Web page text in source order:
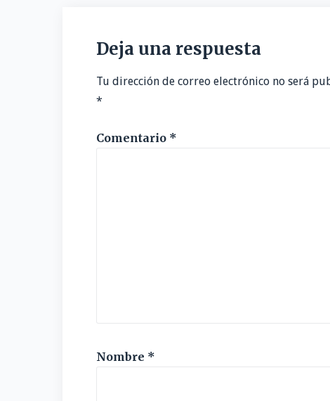
entradas
Deja una respuesta
Tu dirección de correo electrónico no será
*
Comentario *
Nombre *